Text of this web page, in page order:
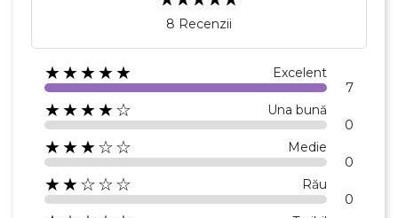
8 Recenzii
★★★★★ Excelent
7
★★★★☆ Una bună
0
★★★☆☆ Medie
0
★★☆☆☆ Rău
0